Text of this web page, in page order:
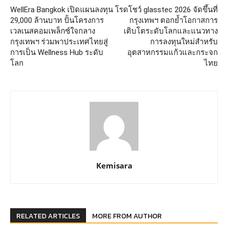
WellEra Bangkok เปิดแผนลงทุน
29,000 ล้านบาท ปั้นโครงการ
เวลเนสคอมเพล็กซ์ใจกลาง
กรุงเทพฯ ร่วมพาประเทศไทยสู่
การเป็น Wellness Hub ระดับ
โลก
โรดโชว์ glasstec 2026 จัดขึ้นที่
กรุงเทพฯ ตอกย้ำโอกาสการ
เติบโตระดับโลกและแนวทาง
การลงทุนใหม่สำหรับ
อุตสาหกรรมแก้วและกระจก
ไทย
Kemisara
RELATED ARTICLES MORE FROM AUTHOR